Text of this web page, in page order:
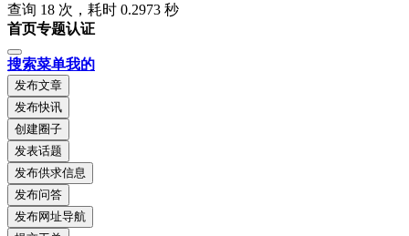
查询 18 次，耗时 0.2973 秒
首页专题认证
搜索菜单我的
发布文章
发布快讯
创建圈子
发表话题
发布供求信息
发布问答
发布网址导航